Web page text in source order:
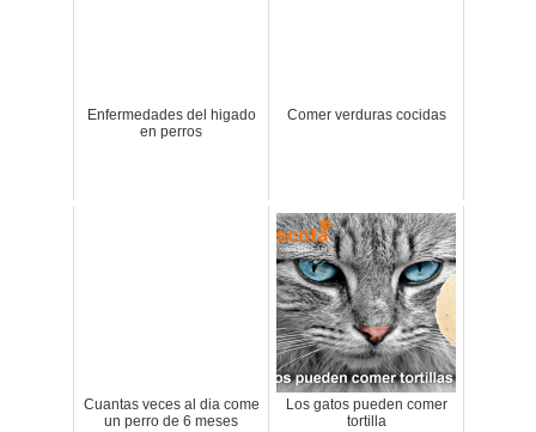
Enfermedades del higado
en perros
Comer verduras cocidas
Cuantas veces al dia come
un perro de 6 meses
Los gatos pueden comer
tortilla